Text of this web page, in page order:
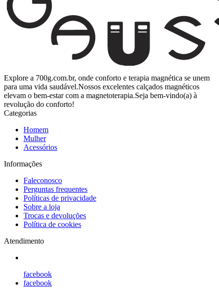
Explore a 700g.com.br, onde conforto e terapia magnética se unem
para uma vida saudável.Nossos excelentes calçados magnéticos
elevam o bem-estar com a magnetoterapia.Seja bem-vindo(a) à
revolução do conforto!
Categorias
Homem
Mulher
Acessórios
Informações
Faleconosco
Perguntas frequentes
Políticas de privacidade
Sobre a loja
Trocas e devoluções
Política de cookies
Atendimento
facebook
facebook